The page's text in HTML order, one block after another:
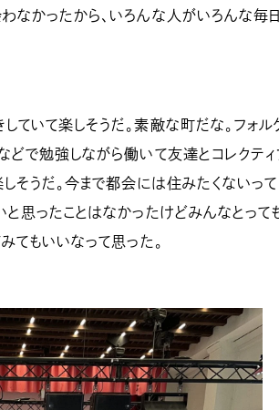
なかったから、いろんな人がいろんな毎日
いて楽しそうだ。素敵な町だな。フォル
どで勉強しながら働いて友達とコレクテ
そうだ。今まで都会には住みたくないって
思ったことはなかったけどみんなとって
てもいいなって思った。